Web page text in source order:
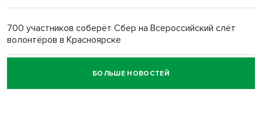
700 участников соберёт Сбер на Всероссийский слёт
волонтёров в Красноярске
Честный выбор: видеонаблюдение обеспечит
объективность результатов ЕДГ в Новосибирской
БОЛЬШЕ НОВОСТЕЙ